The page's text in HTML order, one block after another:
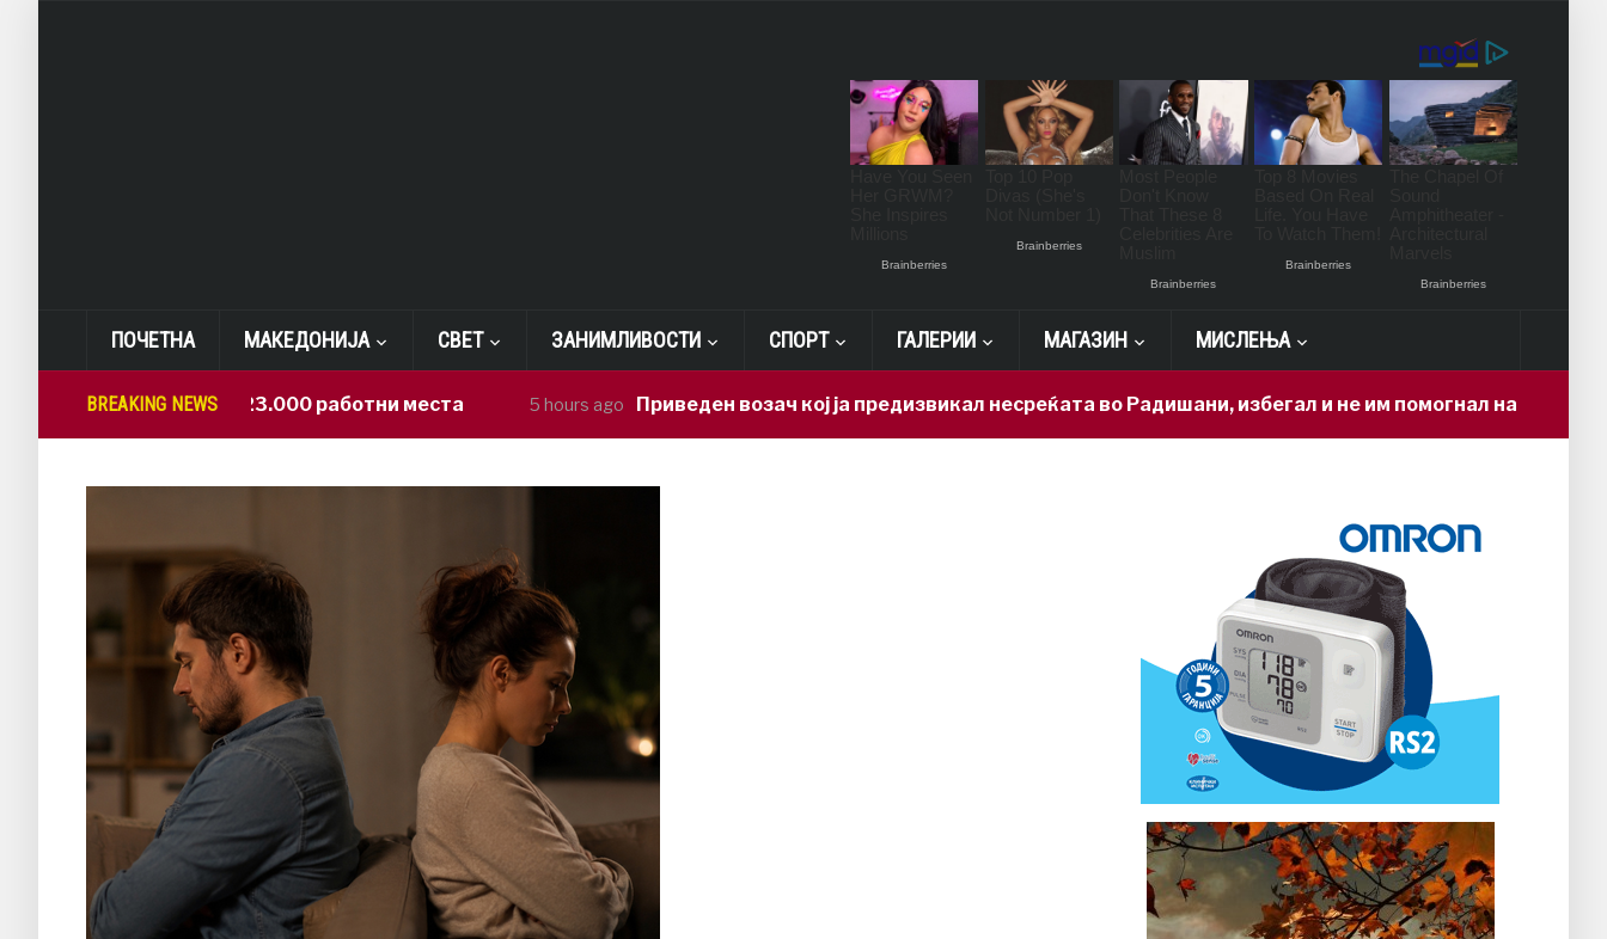
ПОЧЕТНА МАКЕДОНИЈА СВЕТ ЗАНИМЛИВОСТИ СПОРТ ГАЛЕРИИ МАГАЗИН МИСЛЕЊА
BREAKING NEWS
САД: Изгубени 23.000 работни места 5 hours ago Приведен возач кој ја предизвикал несреќата во Радишани, избегал и не им помогнал на повредените